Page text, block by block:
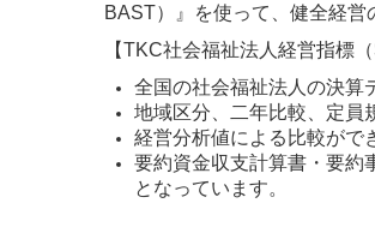
BAST）』を使って、健全経営
【TKC社会福祉法人経営指標
全国の社会福祉法人の決算
地域区分、二年比較、定員
経営分析値による比較がで
要約資金収支計算書・要約
となっています。